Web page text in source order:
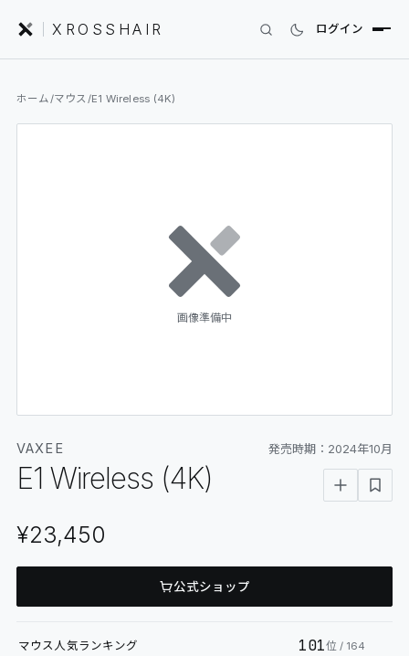
XROSSHAIR ログイン
07 マイページ
ホーム/マウス /E1 Wireless (4K)
画像準備中
VAXEE 発売時期： 2024年10月
E1 Wireless (4K)
¥23,450
公式ショップ
マウス 人気ランキング 101位 / 164